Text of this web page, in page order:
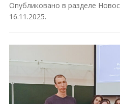
Опубликовано в разделе
16.11.2025.